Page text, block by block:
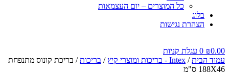
כל המוצרים – יום העצמאות
בלוג
הצהרת נגישות
₪0.00
0 עגלת קניות
עמוד הבית/ Intex - בריכות ומוצרי קיץ / בריכות/ בריכת קונוס מתנפחת
188X46 ס"מ